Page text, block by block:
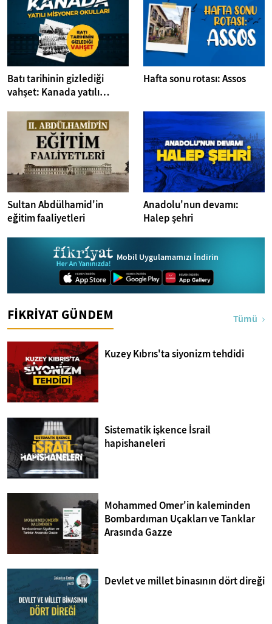
Batı tarihinin gizlediği
vahşet: Kanada yatılı
Hafta sonu rotası: Assos
Sultan Abdülhamid'in
eğitim faaliyetleri
Anadolu'nun devamı:
Halep şehri
Mobil Uygulamamızı İndirin
FİKRİYAT GÜNDEM Tümü
Kuzey Kıbrıs'ta siyonizm tehdidi
Sistematik işkence İsrail
hapishaneleri
Mohammed Omer'in kaleminden
Bombardıman Uçakları ve Tanklar
Arasında Gazze
Devlet ve millet binasının dört direği